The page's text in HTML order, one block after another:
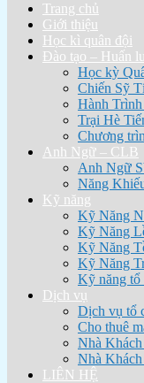
Trang chủ
Giới thiệu
Học kì quân đội
Đào tạo – Huấn
Học kỳ
Chiến Sỹ
Hành
Trại Hè
Chương
Anh Ngữ – CLB
Anh Ngữ
Năng
Kỹ năng
Kỹ Năng
Kỹ Năng
Kỹ Năng
Kỹ Năng
Kỹ năng tổ
Dịch vụ
Dịch vụ tổ
Cho thuê
Nhà
Nhà
LIÊN HỆ